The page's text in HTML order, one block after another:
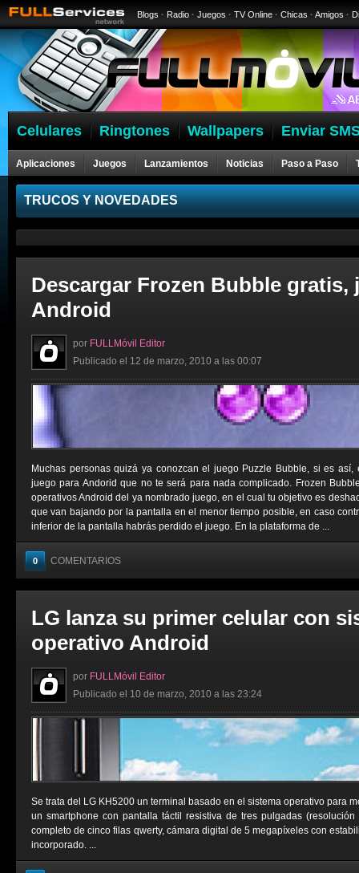
Blogs · Radio · Juegos · TV Online · Chicas · Amigos ·
Celulares Ringtones Wallpapers Enviar
Aplicaciones Juegos Lanzamientos Noticias Paso a Paso
Celulares
TRUCOS Y NOVEDADES
Descargar Frozen Bubble gratis,
Android
por FULLMóvil Editor
Publicado el 12 de marzo, 2010 a las 00:07
Muchas personas quizá ya conozcan el juego Puzzle Bubble, si es así,
juego para Andorid que no te será para nada complicado. Frozen
operativos Android del ya nombrado juego, en el cual tu objetivo es
que van bajando por la pantalla en el menor tiempo posible, en caso
inferior de la pantalla habrás perdido el juego. En la plataforma de ...
0 COMENTARIOS
LG lanza su primer celular con
operativo Android
por FULLMóvil Editor
Publicado el 10 de marzo, 2010 a las 23:24
Se trata del LG KH5200 un terminal basado en el sistema operativo para
un smartphone con pantalla táctil resistiva de tres pulgadas
completo de cinco filas qwerty, cámara digital de 5 megapíxeles con
incorporado. ...